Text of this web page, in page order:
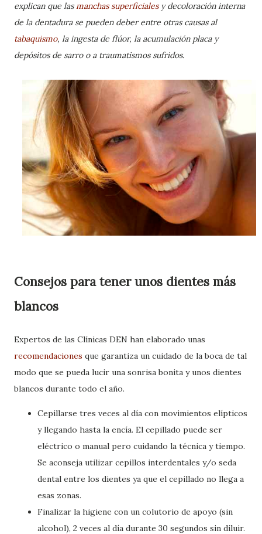
explican que lasmanchas superficialesy decoloración interna
de la dentadura se pueden deber entre otras causas al
tabaquismo, la ingesta de flúor, la acumulación placa y
depósitos de sarro o a traumatismos sufridos.
Consejos para tener unos dientes más
blancos
Expertos de las Clínicas DEN han elaborado unas
recomendaciones que garantiza un cuidado de la boca de tal
modo que se pueda lucir una sonrisa bonita y unos dientes
blancos durante todo el año.
Cepillarse tres veces al día con movimientos elípticos
y llegando hasta la encía. El cepillado puede ser
eléctrico o manual pero cuidando la técnica y tiempo.
Se aconseja utilizar cepillos interdentales y/o seda
dental entre los dientes ya que el cepillado no llega a
esas zonas.
Finalizar la higiene con un colutorio de apoyo (sin
alcohol), 2 veces al día durante 30 segundos sin diluir.